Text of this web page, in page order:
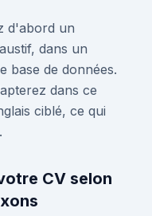
d'abord un
dans un
base de données.
dans ce
ciblé, ce qui
CV selon